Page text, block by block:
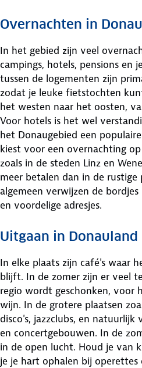
Overnachten in
In het gebied zijn veel
campings, hotels, pensions en
tussen de logementen zijn
zodat je leuke fietstochten
het westen naar het oosten,
Voor hotels is het wel
het Donaugebied een
kiest voor een overnachting
zoals in de steden Linz en
meer betalen dan in de rustige
algemeen verwijzen de
en voordelige adresjes.
Uitgaan in Donauland
In elke plaats zijn café's waar
blijft. In de zomer zijn er veel
regio wordt geschonken, voor
wijn. In de grotere plaatsen
disco's, jazzclubs, en natuurlijk
en concertgebouwen. In de
in de open lucht. Houd je van
je je hart ophalen bij operettes